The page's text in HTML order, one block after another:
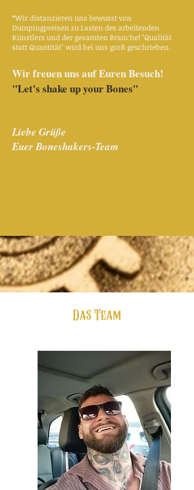
*Wir distanzieren uns bewusst von
Dumpingpreisen zu Lasten des arbeitenden
Künstlers und der gesamten Branche!"Qualität
statt Quantität" wird bei uns groß geschrieben.
Wir freuen uns auf Euren Besuch!
"Let's shake up your Bones"
Liebe Grüße
Euer Boneshakers-Team
Das Team